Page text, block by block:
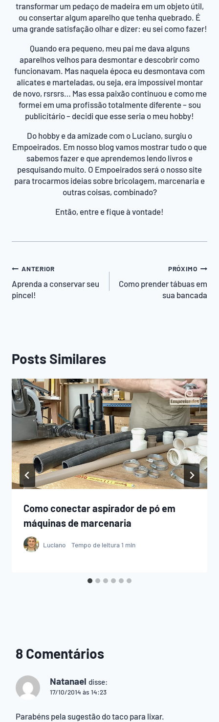
transformar um pedaço de madeira em um objeto útil,
ou consertar algum aparelho que tenha quebrado. É
uma grande satisfação olhar e dizer: eu sei como fazer!
Quando era pequeno, meu pai me dava alguns
aparelhos velhos para desmontar e descobrir como
funcionavam. Mas naquela época eu desmontava com
alicates e marteladas, ou seja, era impossível montar
de novo, rsrsrs… Mas essa paixão continuou e como me
formei em uma profissão totalmente diferente – sou
publicitário – decidi que esse seria o meu hobby!
Do hobby e da amizade com o Luciano, surgiu o
Empoeirados. Em nosso blog vamos mostrar tudo o que
sabemos fazer e que aprendemos lendo livros e
pesquisando muito. O Empoeirados será o nosso site
para trocarmos ideias sobre bricolagem, marcenaria e
outras coisas, combinado?
Então, entre e fique à vontade!
Navegação
de
Post
ANTERIOR
Aprenda a conservar seu
pincel!
PRÓXIMO
Como prender tábuas em
sua bancada
Posts Similares
Como conectar aspirador de pó em
máquinas de marcenaria
Luciano Tempo de leitura1 min
8 Comentários
Natanael disse:
17/10/2014 às 14:23
Parabéns pela sugestão do taco para lixar.